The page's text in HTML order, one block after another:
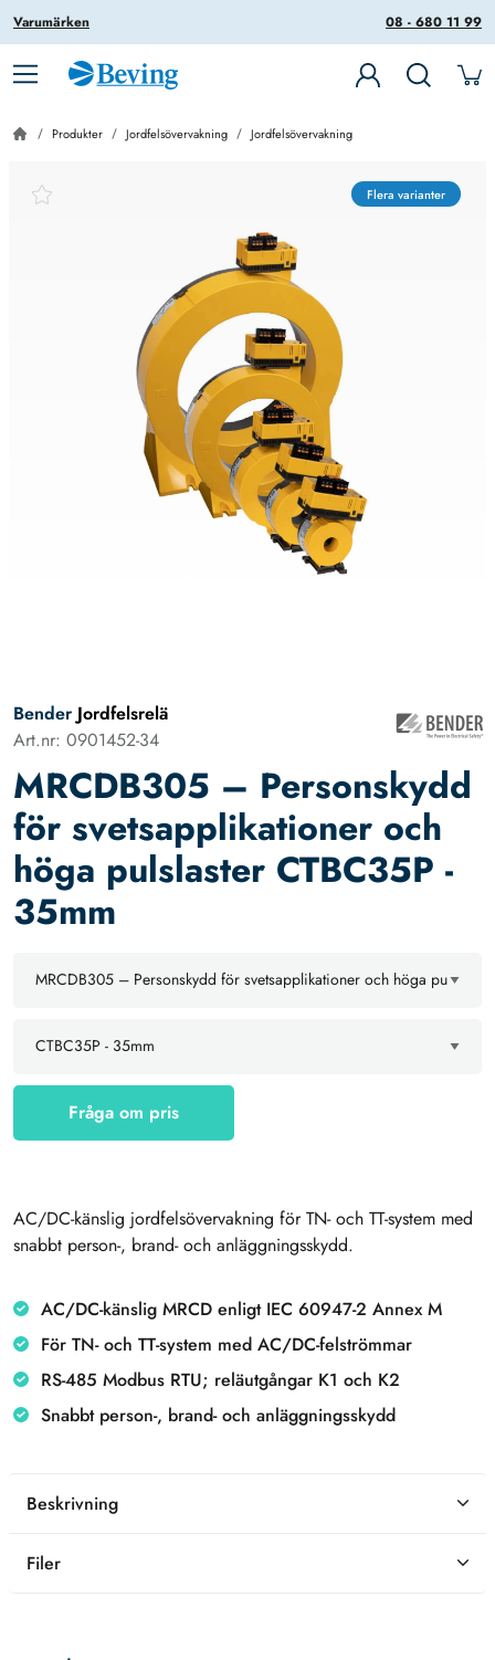
08 - 680 11 99
Varumärken
Produkter Jordfelsövervakning Jordfelsövervakning
Flera varianter
Bender Jordfelsrelä
Art.nr: 0901452-34
MRCDB305 – Personskydd
för svetsapplikationer och
höga pulslaster CTBC35P -
35mm
Fråga om pris
AC/DC-känslig jordfelsövervakning för TN- och TT-system med
snabbt person-, brand- och anläggningsskydd.
AC/DC-känslig MRCD enligt IEC 60947-2 Annex M
För TN- och TT-system med AC/DC-felströmmar
RS-485 Modbus RTU; reläutgångar K1 och K2
Snabbt person-, brand- och anläggningsskydd
Beskrivning
Filer